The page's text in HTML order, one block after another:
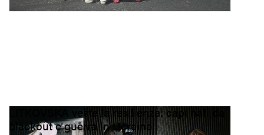
LITKOVSKA veste la resilienza: capi nati da
blackout e guerra in Ucraina